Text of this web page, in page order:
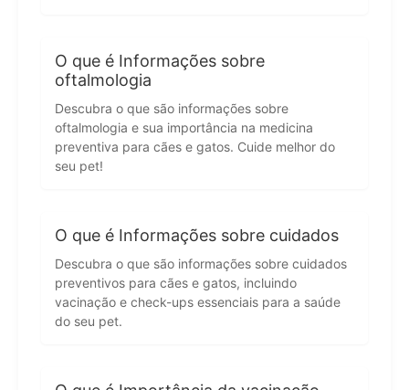
O que é Informações sobre
oftalmologia
Descubra o que são informações sobre
oftalmologia e sua importância na medicina
preventiva para cães e gatos. Cuide melhor do
seu pet!
O que é Informações sobre cuidados
Descubra o que são informações sobre cuidados
preventivos para cães e gatos, incluindo
vacinação e check-ups essenciais para a saúde
do seu pet.